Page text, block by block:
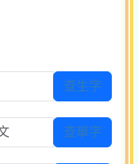
查生字
查單字